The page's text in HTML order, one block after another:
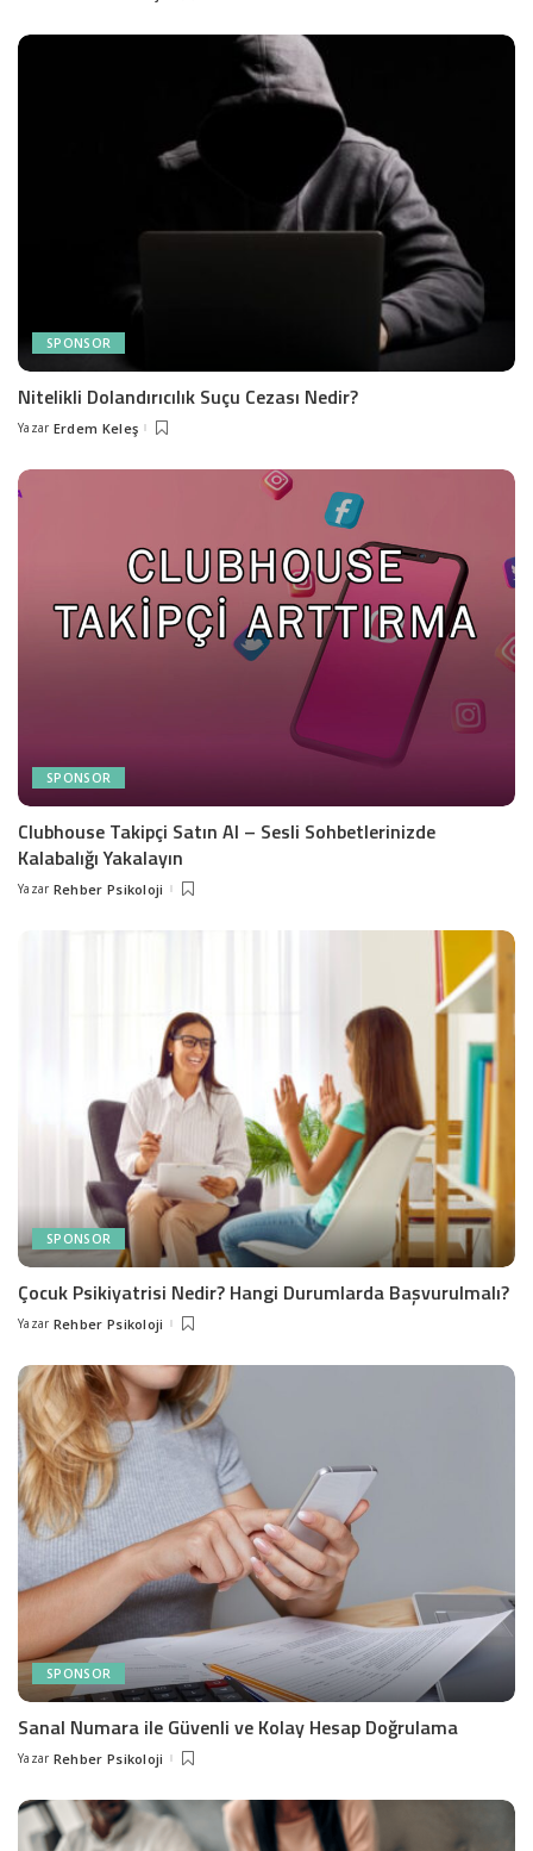
SPONSOR
Nitelikli Dolandırıcılık Suçu Cezası Nedir?
Posted
Yazar Erdem Keleş
SPONSOR
Clubhouse Takipçi Satın Al – Sesli Sohbetlerinizde
Kalabalığı Yakalayın
Posted
Yazar Rehber Psikoloji
SPONSOR
Çocuk Psikiyatrisi Nedir? Hangi Durumlarda Başvurulmalı?
Posted
Yazar Rehber Psikoloji
SPONSOR
Sanal Numara ile Güvenli ve Kolay Hesap Doğrulama
Posted
Yazar Rehber Psikoloji